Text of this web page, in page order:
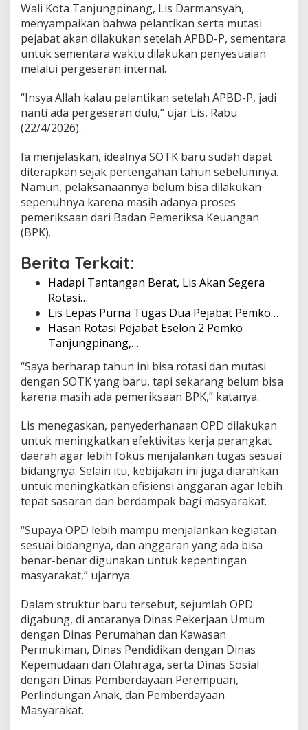
a
h
P
e
n
g
s
a
A
P
B
D
-
P
Wali Kota Tanjungpinang, Lis Darmansyah,
menyampaikan bahwa pelantikan serta mutasi
pejabat akan dilakukan setelah APBD-P, sementara
untuk sementara waktu dilakukan penyesuaian
melalui pergeseran internal.
“Insya Allah kalau pelantikan setelah APBD-P, jadi
nanti ada pergeseran dulu,” ujar Lis, Rabu
(22/4/2026).
Ia menjelaskan, idealnya SOTK baru sudah dapat
diterapkan sejak pertengahan tahun sebelumnya.
Namun, pelaksanaannya belum bisa dilakukan
sepenuhnya karena masih adanya proses
pemeriksaan dari Badan Pemeriksa Keuangan
(BPK).
Berita Terkait:
Hadapi Tantangan Berat, Lis Akan Segera
Rotasi…
Lis Lepas Purna Tugas Dua Pejabat Pemko…
Hasan Rotasi Pejabat Eselon 2 Pemko
Tanjungpinang,…
“Saya berharap tahun ini bisa rotasi dan mutasi
dengan SOTK yang baru, tapi sekarang belum bisa
karena masih ada pemeriksaan BPK,” katanya.
Lis menegaskan, penyederhanaan OPD dilakukan
untuk meningkatkan efektivitas kerja perangkat
daerah agar lebih fokus menjalankan tugas sesuai
bidangnya. Selain itu, kebijakan ini juga diarahkan
untuk meningkatkan efisiensi anggaran agar lebih
tepat sasaran dan berdampak bagi masyarakat.
“Supaya OPD lebih mampu menjalankan kegiatan
sesuai bidangnya, dan anggaran yang ada bisa
benar-benar digunakan untuk kepentingan
masyarakat,” ujarnya.
Dalam struktur baru tersebut, sejumlah OPD
digabung, di antaranya Dinas Pekerjaan Umum
dengan Dinas Perumahan dan Kawasan
Permukiman, Dinas Pendidikan dengan Dinas
Kepemudaan dan Olahraga, serta Dinas Sosial
dengan Dinas Pemberdayaan Perempuan,
Perlindungan Anak, dan Pemberdayaan
Masyarakat.